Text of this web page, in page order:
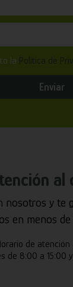
la
Enviar
al
nosotros y te
en menos
de atención
de 8:00 a 15:00